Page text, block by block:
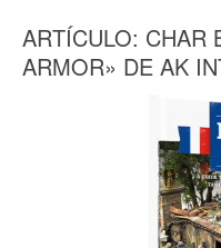
ARTÍCULO: CHAR
ARMOR» DE AK